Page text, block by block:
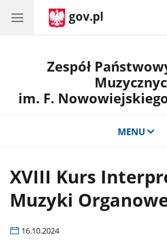
gov.pl
Zespół
im. F.
MENU
XVIII Kurs
Muzyki
16.10.2024